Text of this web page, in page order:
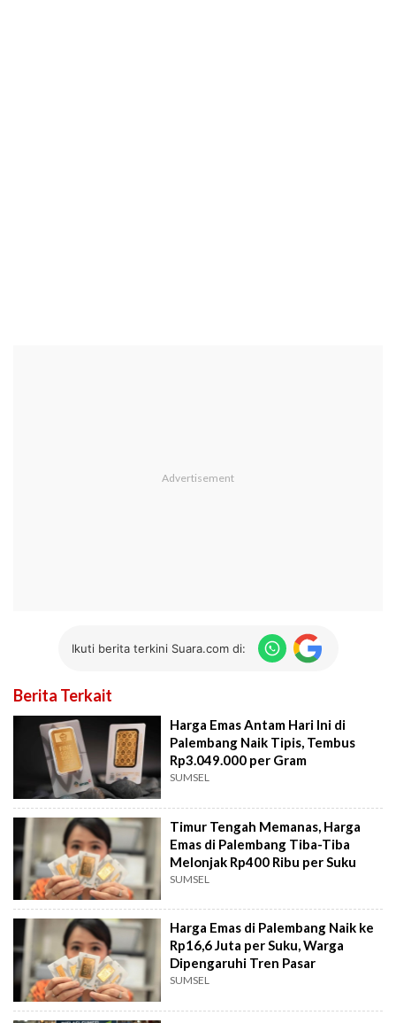
Ikuti berita terkini Suara.com di:
Berita Terkait
Harga Emas Antam Hari Ini di
Palembang Naik Tipis, Tembus
Rp3.049.000 per Gram
SUMSEL
Timur Tengah Memanas, Harga
Emas di Palembang Tiba-Tiba
Melonjak Rp400 Ribu per Suku
SUMSEL
Harga Emas di Palembang Naik ke
Rp16,6 Juta per Suku, Warga
Dipengaruhi Tren Pasar
SUMSEL